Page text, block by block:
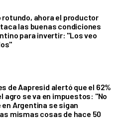
rotundo, ahora el productor
las buenas condiciones
para invertir: "Los veo
de Aapresid alertó que el 62%
agro se va en impuestos: "No
en Argentina se sigan
mismas cosas de hace 50